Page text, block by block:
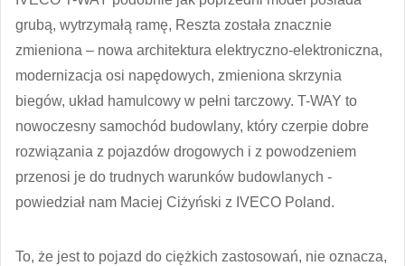
grubą, wytrzymałą ramę, Reszta została znacznie
zmieniona – nowa architektura elektryczno-elektroniczna,
modernizacja osi napędowych, zmieniona skrzynia
biegów, układ hamulcowy w pełni tarczowy. T-WAY to
nowoczesny samochód budowlany, który czerpie dobre
rozwiązania z pojazdów drogowych i z powodzeniem
przenosi je do trudnych warunków budowlanych -
powiedział nam Maciej Ciżyński z IVECO Poland.
To, że jest to pojazd do ciężkich zastosowań, nie oznacza,